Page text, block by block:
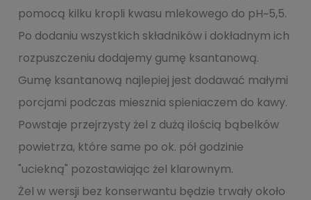
pomocą kilku kropli kwasu mlekowego do pH~5,5.
Po dodaniu wszystkich składników i dokładnym ich
rozpuszczeniu dodajemy gumę ksantanową.
Gumę ksantanową najlepiej jest dodawać małymi
porcjami podczas miesznia spieniaczem do kawy.
Powstaje przejrzysty żel z dużą ilością bąbelków
powietrza, które same po ok. pół godzinie
"uciekną" pozostawiając żel klarownym.
Żel w wersji bez konserwantu będzie trwały około